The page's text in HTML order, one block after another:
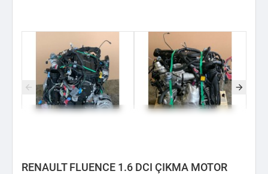
RENAULT FLUENCE 1.6 DCI ÇIKMA MOTOR